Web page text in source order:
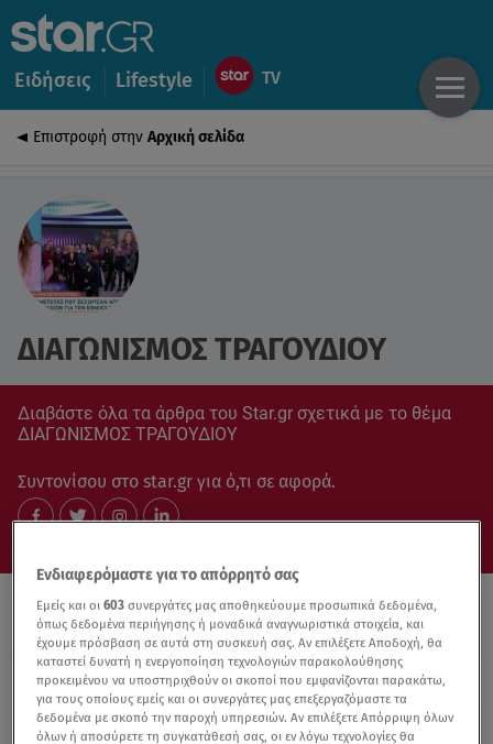
Ειδήσεις Lifestyle
Επιστροφή στην Αρχική σελίδα
ΔΙΑΓΩΝΙΣΜΟΣ ΤΡΑΓΟΥΔΙΟΥ
Διαβάστε όλα τα άρθρα του Star.gr σχετικά με το θέμα
ΔΙΑΓΩΝΙΣΜΟΣ ΤΡΑΓΟΥΔΙΟΥ
Συντονίσου στο star.gr για ό,τι σε αφορά.
Ενδιαφερόμαστε για το απόρρητό σας
Εμείς και οι603 συνεργάτες μας αποθηκεύουμε προσωπικά δεδομένα,
όπως δεδομένα περιήγησης ή μοναδικά αναγνωριστικά στοιχεία, και
έχουμε πρόσβαση σε αυτά στη συσκευή σας. Αν επιλέξετε Αποδοχή, θα
καταστεί δυνατή η ενεργοποίηση τεχνολογιών παρακολούθησης
προκειμένου να υποστηριχθούν οι σκοποί που εμφανίζονται παρακάτω,
για τους οποίους εμείς και οι συνεργάτες μας επεξεργαζόμαστε τα
δεδομένα με σκοπό την παροχή υπηρεσιών. Αν επιλέξετε Απόρριψη όλων
όλων ή αποσύρετε τη συγκατάθεσή σας, οι εν λόγω τεχνολογίες θα